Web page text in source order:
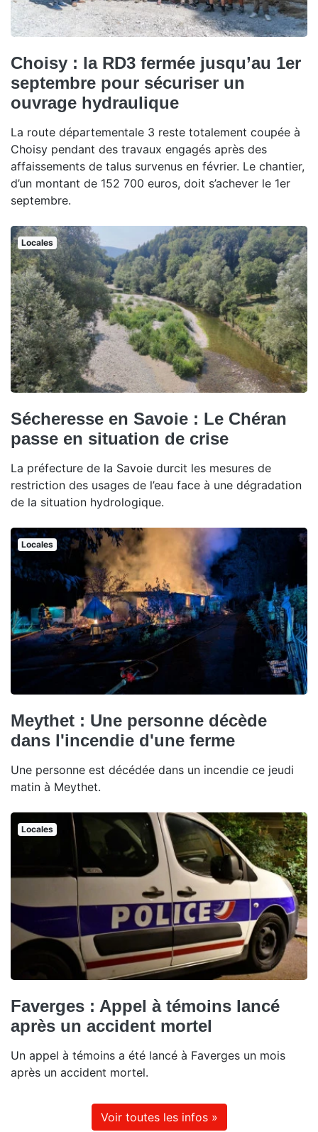
Choisy : la RD3 fermée jusqu’au 1er
septembre pour sécuriser un
ouvrage hydraulique
La route départementale 3 reste totalement coupée à
Choisy pendant des travaux engagés après des
affaissements de talus survenus en février. Le chantier,
d’un montant de 152 700 euros, doit s’achever le 1er
septembre.
Locales
Sécheresse en Savoie : Le Chéran
passe en situation de crise
La préfecture de la Savoie durcit les mesures de
restriction des usages de l’eau face à une dégradation
de la situation hydrologique.
Locales
Meythet : Une personne décède
dans l'incendie d'une ferme
Une personne est décédée dans un incendie ce jeudi
matin à Meythet.
Locales
Faverges : Appel à témoins lancé
après un accident mortel
Un appel à témoins a été lancé à Faverges un mois
après un accident mortel.
Voir toutes les infos »